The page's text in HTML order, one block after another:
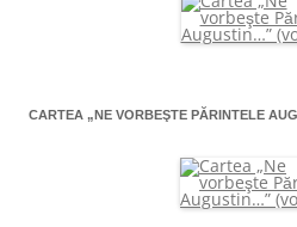
CARTEA „NE VORBEŞTE PĂRINTELE